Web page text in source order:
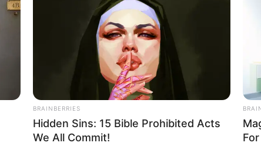
BRAINBERRIES
Hidden Sins: 15 Bible Prohibited Acts
We All Commit!